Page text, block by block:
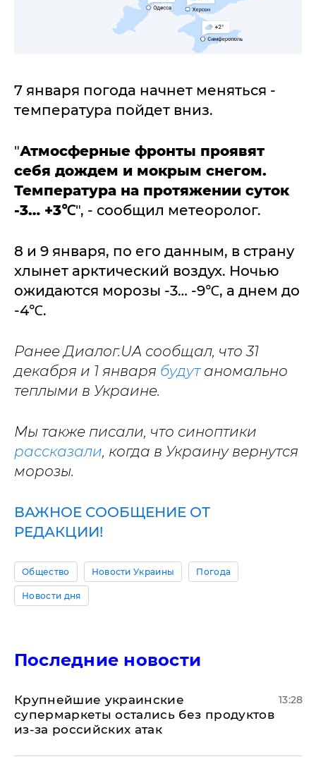
7 января погода начнет меняться -
температура пойдет вниз.
"Атмосферные фронты проявят
себя дождем и мокрым снегом.
Температура на протяжении суток
-3… +3℃", - сообщил метеоролог.
8 и 9 января, по его данным, в страну
хлынет арктический воздух. Ночью
ожидаются морозы -3… -9℃, а днем до
-4℃.
Ранее Диалог.UA сообщал, что 31
декабря и 1 января будутаномально
теплыми в Украине.
Мы также писали, что синоптики
рассказали, когда в Украину вернутся
морозы.
ВАЖНОЕ СООБЩЕНИЕ ОТ
РЕДАКЦИИ!
Общество Новости Украины Погода
Новости дня
Последние новости
Крупнейшие украинские
супермаркеты остались без продуктов
из-за российских атак
13:28